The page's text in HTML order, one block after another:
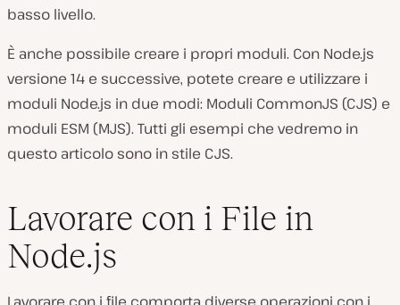
basso livello.
È anche possibile creare i propri moduli. Con Node.js
versione 14 e successive, potete creare e utilizzare i
moduli Node.js in due modi: Moduli CommonJS (CJS) e
moduli ESM (MJS). Tutti gli esempi che vedremo in
questo articolo sono in stile CJS.
Lavorare con i File in
Node.js